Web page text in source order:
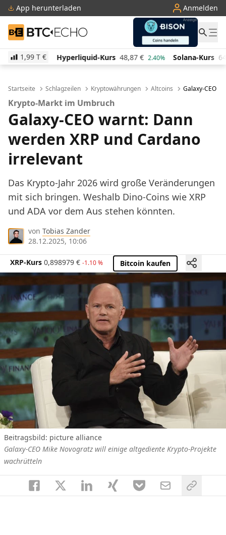
App herunterladen Anmelden
BTC-ECHO
1,99 T €
Kurs 48,87 € 2.40% Solana-Kurs 64,36 € 0.70%
Startseite Schlagzeilen Kryptowährungen Altcoins Galaxy-CEO
Krypto-Markt im Umbruch
Galaxy-CEO warnt: Dann
werden XRP und Cardano
irrelevant
Das Krypto-Jahr 2026 wird große Veränderungen
mit sich bringen. Weshalb Dino-Coins wie XRP
und ADA vor dem Aus stehen könnten.
von Tobias Zander
28.12.2025, 10:06
XRP-Kurs 0,898979 € -1.10 % Bitcoin kaufen
Beitragsbild: picture alliance
Galaxy-CEO Mike Novogratz will einige altgediente Krypto-Projekte
wachrütteln